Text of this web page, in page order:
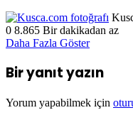
0 8.865 Bir dakikadan az
Daha Fazla Göster
Bir yanıt yazın
Yorum yapabilmek için